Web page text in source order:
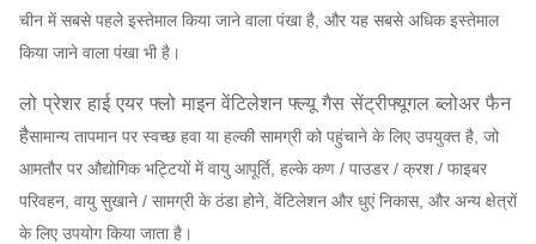
चीन में सबसे पहले इस्तेमाल किया जाने वाला पंखा है, और यह सबसे अधिक इस्तेमाल
किया जाने वाला पंखा भी है।
लो प्रेशर हाई एयर फ्लो माइन वेंटिलेशन फ्ल्यू गैस सेंट्रीफ्यूगल ब्लोअर फैन
हैसामान्य तापमान पर स्वच्छ हवा या हल्की सामग्री को पहुंचाने के लिए उपयुक्त है, जो
आमतौर पर औद्योगिक भट्टियों में वायु आपूर्ति, हल्के कण / पाउडर / क्रश / फाइबर
परिवहन, वायु सुखाने / सामग्री के ठंडा होने, वेंटिलेशन और धुएं निकास, और अन्य क्षेत्रों
के लिए उपयोग किया जाता है।